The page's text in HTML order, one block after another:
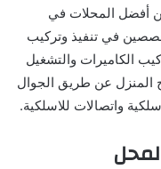
أفضل المحلات في
في تنفيذ وتركيب
الكاميرات والتشغيل
المنزل عن طريق الجوال
واتصالات للاسلكية.